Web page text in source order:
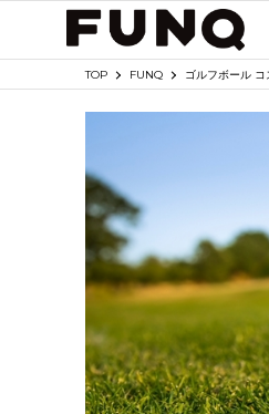
TOP FUNQ ゴルフボール